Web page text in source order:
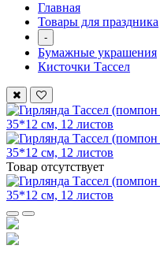
Главная
Товары для праздника
-
Бумажные украшения
Кисточки Тассел
Товар отсутствует